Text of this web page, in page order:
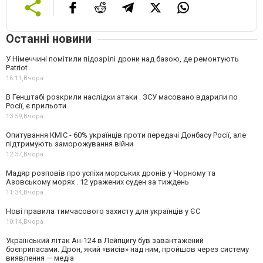
Останні новини
У Німеччині помітили підозрілі дрони над базою, де ремонтують
Patriot
16:11,Вчора
В Генштабі розкрили наслідки атаки . ЗСУ масовано вдарили по
Росії, є прильоти
13:59,Вчора
Опитування КМІС - 60% українців проти передачі Донбасу Росії, але
підтримують заморожування війни
12:37,Вчора
Мадяр розповів про успіхи морських дронів у Чорному та
Азовському морях . 12 уражених суден за тиждень
11:34,Вчора
Нові правила тимчасового захисту для українців у ЄС
10:14,Вчора
Український літак Ан-124 в Лейпцигу був завантажений
боєприпасами. Дрон, який «висів» над ним, пройшов через систему
виявлення — медіа